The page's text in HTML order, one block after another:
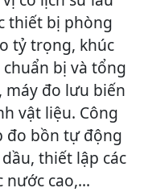
thiết bị phòng
tỷ trọng, khúc
bị và tổng
máy đo lưu biến
vật liệu. Công
đo bồn tự động
thiết lập các
cao,...